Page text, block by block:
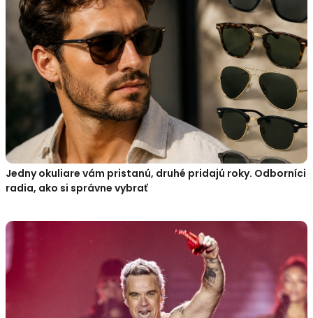
Jedny okuliare vám pristanú, druhé pridajú roky. Odborníci
radia, ako si správne vybrať